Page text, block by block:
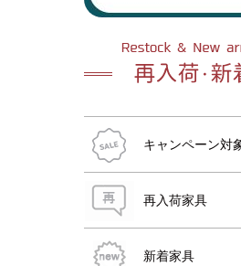
おすす
キャンペーン対
再入荷家具
新着家具